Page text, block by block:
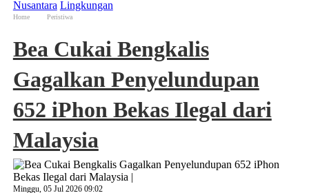
Nusantara Lingkungan
Home Peristiwa
Bea Cukai Bengkalis
Gagalkan Penyelundupan
652 iPhon Bekas Ilegal dari
Malaysia
Minggu, 05 Jul 2026 09:02